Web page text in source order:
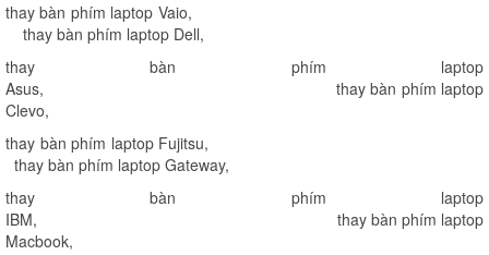
thay bàn phím laptop Vaio,
thay bàn phím laptop Dell,
thay bàn phím laptop
Asus,
thay bàn phím laptop
Clevo,
thay bàn phím laptop Fujitsu,
thay bàn phím laptop Gateway,
thay bàn phím laptop
IBM, thay bàn phím laptop
Macbook,